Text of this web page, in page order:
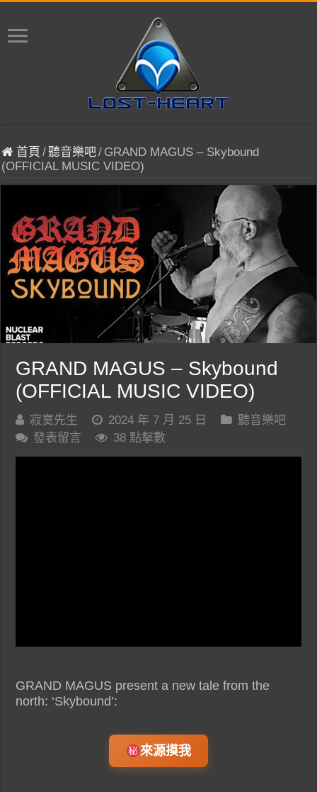
首頁 /聽音樂吧/ GRAND MAGUS – Skybound
(OFFICIAL MUSIC VIDEO)
GRAND MAGUS – Skybound
(OFFICIAL MUSIC VIDEO)
寂寞先生 2024 年 7 月 25 日
聽音樂吧
發表留言
38 點擊數
GRAND MAGUS present a new tale from the
north: ‘Skybound’:
來源摸我